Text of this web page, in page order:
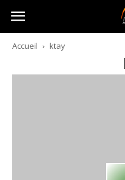
Australia-
australie.com
Accueil ktay